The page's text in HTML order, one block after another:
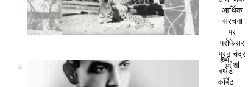
आर्थिक
संरचना
पर
प्रोफेसर
पूरन चंद्र
जोशी
हैप्पी
बर्थडे
कॉर्बेट